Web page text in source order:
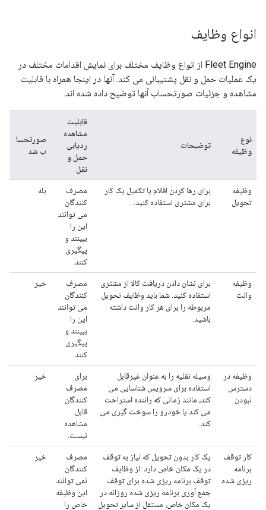
انواع وظایف
Fleet Engine از انواع وظایف مختلف برای نمایش اقدامات مختلف در
یک عملیات حمل و نقل پشتیبانی می کند. آنها در اینجا همراه با قابلیت
مشاهده و جزئیات صورتحساب آنها توضیح داده شده اند.
نوع
وظیفه
توضیحات
قابلیت
مشاهده
ردیابی
حمل و
نقل
صورتحسا
ب شد
وظیفه
تحویل
برای رها کردن اقلام یا تکمیل یک کار
برای مشتری استفاده کنید.
مصرف
کنندگان
می توانند
این را
ببینند و
پیگیری
کنند.
بله
وظیفه
وانت
برای نشان دادن دریافت کالا از مشتری
استفاده کنید. شما باید وظایف تحویل
مربوطه را برای هر کار وانت داشته
باشید.
مصرف
کنندگان
می توانند
این را
ببینند و
پیگیری
کنند.
خیر
وظیفه در
دسترس
نبودن
وسیله نقلیه را به عنوان غیرقابل
استفاده برای سرویس شناسایی می
کند، مانند زمانی که راننده استراحت
می کند یا خودرو را سوخت گیری می
کند.
برای
مصرف
کنندگان
قابل
مشاهده
نیست.
خیر
کار توقف
برنامه
ریزی شده
یک کار بدون تحویل که نیاز به توقف
در یک مکان خاص دارد. از وظایف
توقف برنامه ریزی شده برای توقف
جمع آوری برنامه ریزی شده روزانه در
یک مکان خاص، مستقل از سایر تحویل
مصرف
کنندگان
نمی توانند
این وظیفه
خاص را
خیر